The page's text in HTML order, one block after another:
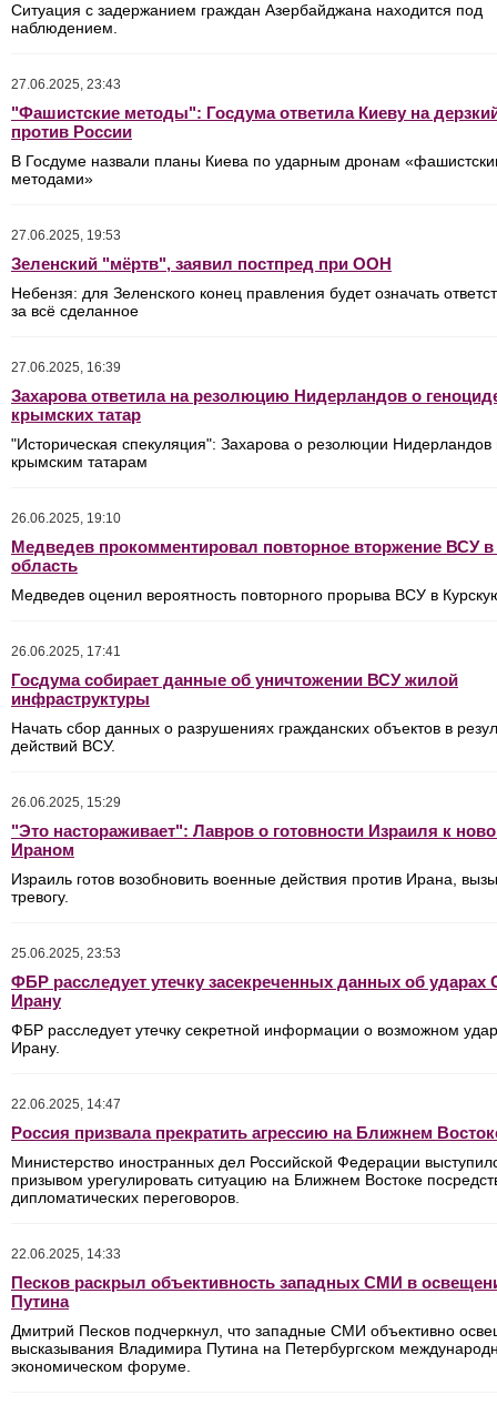
Ситуация с задержанием граждан Азербайджана находится под
наблюдением.
27.06.2025, 23:43
"Фашистские методы": Госдума ответила Киеву на
против России
В Госдуме назвали планы Киева по ударным дронам
методами»
27.06.2025, 19:53
Зеленский "мёртв", заявил постпред при ООН
Небензя: для Зеленского конец правления будет означать
за всё сделанное
27.06.2025, 16:39
Захарова ответила на резолюцию Нидерландов о
крымских татар
"Историческая спекуляция": Захарова о резолюции Нидерландов
крымским татарам
26.06.2025, 19:10
Медведев прокомментировал повторное вторжение ВСУ
область
Медведев оценил вероятность повторного прорыва ВСУ в
26.06.2025, 17:41
Госдума собирает данные об уничтожении ВСУ жилой
инфраструктуры
Начать сбор данных о разрушениях гражданских объектов в
действий ВСУ.
26.06.2025, 15:29
"Это настораживает": Лавров о готовности Израиля к
Ираном
Израиль готов возобновить военные действия против Ирана,
тревогу.
25.06.2025, 23:53
ФБР расследует утечку засекреченных данных об
Ирану
ФБР расследует утечку секретной информации о возможном
Ирану.
22.06.2025, 14:47
Россия призвала прекратить агрессию на Ближнем
Министерство иностранных дел Российской Федерации
призывом урегулировать ситуацию на Ближнем Востоке
дипломатических переговоров.
22.06.2025, 14:33
Песков раскрыл объективность западных СМИ в
Путина
Дмитрий Песков подчеркнул, что западные СМИ объективно
высказывания Владимира Путина на Петербургском
экономическом форуме.